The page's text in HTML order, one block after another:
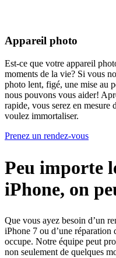
Appareil photo
Est-ce que votre appareil
moments de la vie? Si vous
photo lent, figé, une mise au
nous pouvons vous aider!
rapide, vous serez en mesure
voulez immortaliser.
Prenez un rendez-vous
Peu importe
iPhone, on
Que vous ayez besoin d’un
iPhone 7 ou d’une réparation
occupe. Notre équipe peut
non seulement de quelques